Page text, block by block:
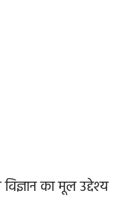
का मूल उद्देश्य